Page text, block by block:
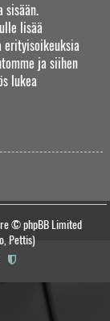
sisään.
lisää
erityisoikeuksia
ja siihen
lukea
© phpBB Limited
Pettis)